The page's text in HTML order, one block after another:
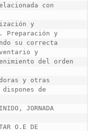
con
y
Preparación y
su correcta
y
del orden
y otras
de
JORNADA
O.E DE